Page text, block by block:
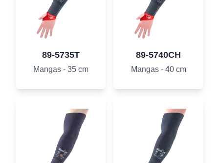
89-5735T
Mangas - 35 cm
89-5740CH
Mangas - 40 cm